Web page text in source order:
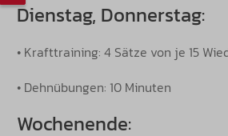
Dienstag, Donnerstag:
• Krafttraining: 4 Sätze von je 15
• Dehnübungen: 10 Minuten
Wochenende: